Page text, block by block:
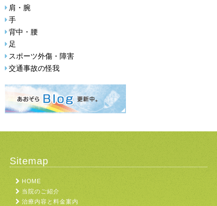
肩・腕
手
背中・腰
足
スポーツ外傷・障害
交通事故の怪我
Sitemap
HOME
当院のご紹介
治療内容と料金案内